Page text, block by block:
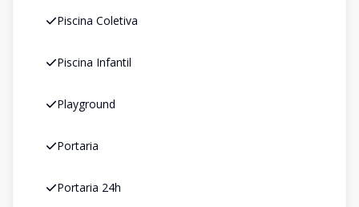
Piscina Coletiva
Piscina Infantil
Playground
Portaria
Portaria 24h